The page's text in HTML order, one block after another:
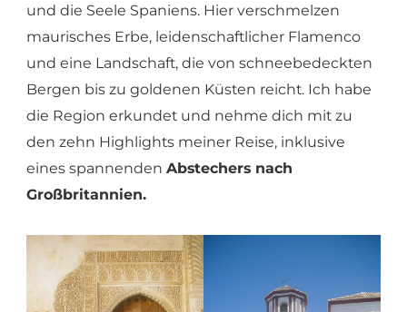
und die Seele Spaniens. Hier verschmelzen
maurisches Erbe, leidenschaftlicher Flamenco
und eine Landschaft, die von schneebedeckten
Bergen bis zu goldenen Küsten reicht. Ich habe
die Region erkundet und nehme dich mit zu
den zehn Highlights meiner Reise, inklusive
eines spannenden Abstechers nach
Großbritannien.